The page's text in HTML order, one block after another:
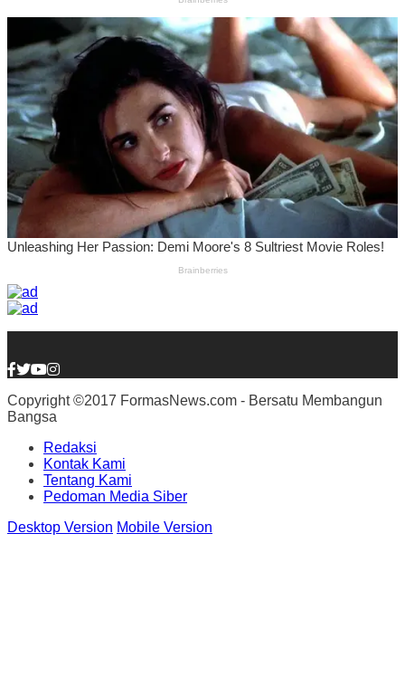
Copyright ©2017 FormasNews.com - Bersatu Membangun
Bangsa
Redaksi
Kontak Kami
Tentang Kami
Pedoman Media Siber
Desktop Version Mobile Version